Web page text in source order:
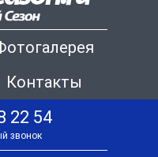
Контакты
22 54
звонок